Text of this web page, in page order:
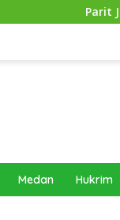
Taduan
Medan Hukrim